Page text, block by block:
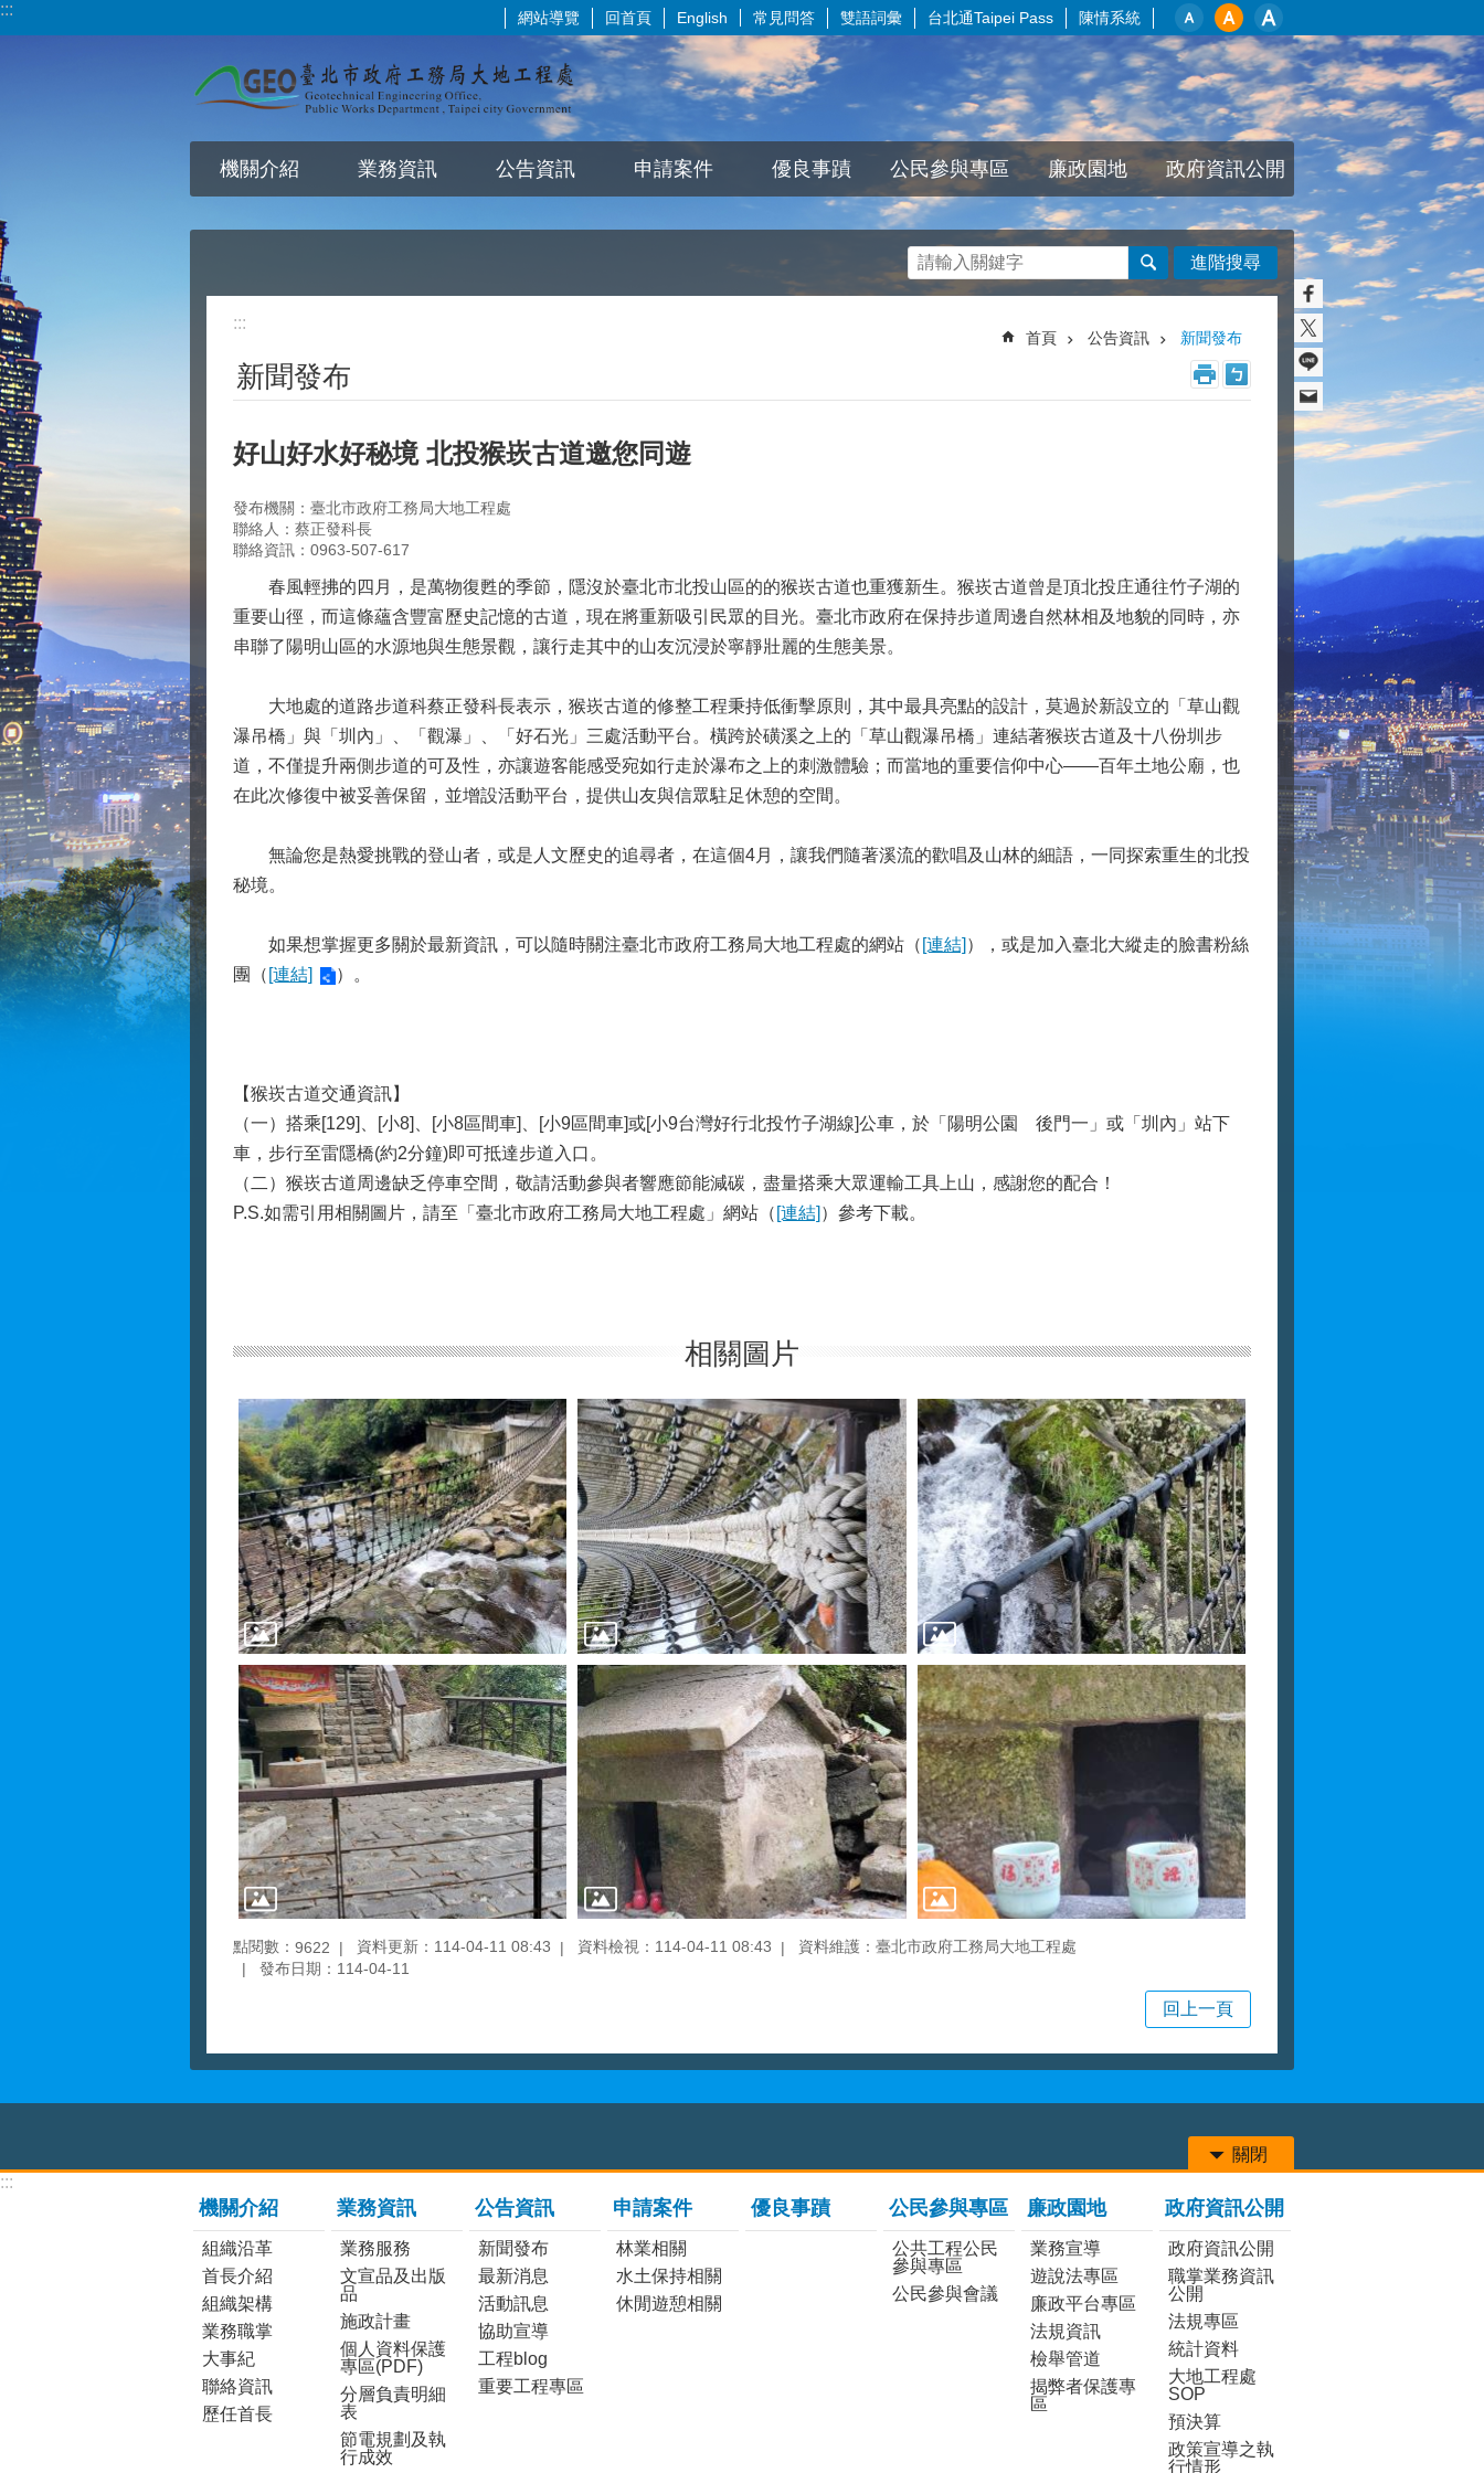
跳到主要內容區塊
::: 網站導覽 回首頁 English 常見問答 雙語詞彙 台北通Taipei Pass 陳情系統
機關介紹 業務資訊 公告資訊 申請案件 優良事蹟 公民參與專區 廉政園地 政府資訊公開
進階搜尋
:::
首頁 公告資訊 新聞發布
新聞發布
好山好水好秘境 北投猴崁古道邀您同遊
發布機關：臺北市政府工務局大地工程處
聯絡人：蔡正發科長
聯絡資訊：0963-507-617
春風輕拂的四月，是萬物復甦的季節，隱沒於臺北市北投山區的的猴崁古道也重獲新生。猴崁古道曾是頂北投庄通往竹子湖的
重要山徑，而這條蘊含豐富歷史記憶的古道，現在將重新吸引民眾的目光。臺北市政府在保持步道周邊自然林相及地貌的同時，亦
串聯了陽明山區的水源地與生態景觀，讓行走其中的山友沉浸於寧靜壯麗的生態美景。
大地處的道路步道科蔡正發科長表示，猴崁古道的修整工程秉持低衝擊原則，其中最具亮點的設計，莫過於新設立的「草山觀
瀑吊橋」與「圳內」、「觀瀑」、「好石光」三處活動平台。橫跨於磺溪之上的「草山觀瀑吊橋」連結著猴崁古道及十八份圳步
道，不僅提升兩側步道的可及性，亦讓遊客能感受宛如行走於瀑布之上的刺激體驗；而當地的重要信仰中心——百年土地公廟，也
在此次修復中被妥善保留，並增設活動平台，提供山友與信眾駐足休憩的空間。
無論您是熱愛挑戰的登山者，或是人文歷史的追尋者，在這個4月，讓我們隨著溪流的歡唱及山林的細語，一同探索重生的北投
秘境。
如果想掌握更多關於最新資訊，可以隨時關注臺北市政府工務局大地工程處的網站（ [連結] ），或是加入臺北大縱走的臉書粉絲
團（ [連結] ）。
【猴崁古道交通資訊】
（一）搭乘[129]、[小8]、[小8區間車]、[小9區間車]或[小9台灣好行北投竹子湖線]公車，於「陽明公園 後門一」或「圳內」站下
車，步行至雷隱橋(約2分鐘)即可抵達步道入口。
（二）猴崁古道周邊缺乏停車空間，敬請活動參與者響應節能減碳，盡量搭乘大眾運輸工具上山，感謝您的配合！
P.S.如需引用相關圖片，請至「臺北市政府工務局大地工程處」網站（ [連結] ）參考下載。
相關圖片
點閱數： 9622 資料更新：114-04-11 08:43 資料檢視：114-04-11 08:43
資料維護：臺北市政府工務局大地工程處
發布日期：114-04-11
回上一頁
關閉
:::
機關介紹
組織沿革
首長介紹
組織架構
業務職掌
大事紀
聯絡資訊
歷任首長
業務資訊
業務服務
文宣品及出版
品
施政計畫
個人資料保護
專區(PDF)
分層負責明細
表
節電規劃及執
行成效
公告資訊
新聞發布
最新消息
活動訊息
協助宣導
工程blog
重要工程專區
申請案件
林業相關
水土保持相關
休閒遊憩相關
優良事蹟 公民參與專區
公共工程公民
參與專區
公民參與會議
廉政園地
業務宣導
遊說法專區
廉政平台專區
法規資訊
檢舉管道
揭弊者保護專
區
政府資訊公開
政府資訊公開
職掌業務資訊
公開
法規專區
統計資料
大地工程處
SOP
預決算
政策宣導之執
行情形